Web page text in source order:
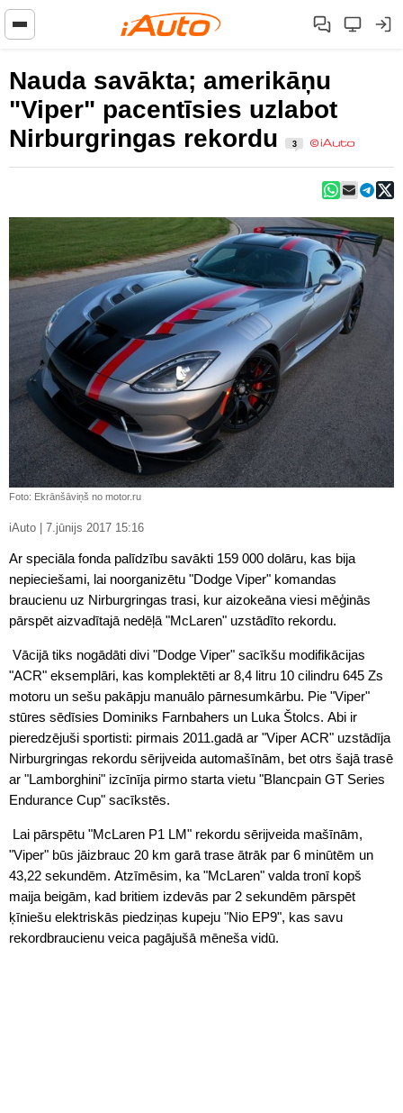
Nauda savākta; amerikāņu
"Viper" pacentīsies uzlabot
Nirburgringas rekordu
3
Foto: Ekrānšāviņš no motor.ru
iAuto | 7.jūnijs 2017 15:16
Ar speciāla fonda palīdzību savākti 159 000 dolāru, kas bija
nepieciešami, lai noorganizētu "Dodge Viper" komandas
braucienu uz Nirburgringas trasi, kur aizokeāna viesi mēģinās
pārspēt aizvadītajā nedēļā "McLaren" uzstādīto rekordu.
Vācijā tiks nogādāti divi "Dodge Viper" sacīkšu modifikācijas
"ACR" eksemplāri, kas komplektēti ar 8,4 litru 10 cilindru 645 Zs
motoru un sešu pakāpju manuālo pārnesumkārbu. Pie "Viper"
stūres sēdīsies Dominiks Farnbahers un Luka Štolcs. Abi ir
pieredzējuši sportisti: pirmais 2011.gadā ar "Viper ACR" uzstādīja
Nirburgringas rekordu sērijveida automašīnām, bet otrs šajā trasē
ar "Lamborghini" izcīnīja pirmo starta vietu "Blancpain GT Series
Endurance Cup" sacīkstēs.
Lai pārspētu "McLaren P1 LM" rekordu sērijveida mašīnām,
"Viper" būs jāizbrauc 20 km garā trase ātrāk par 6 minūtēm un
43,22 sekundēm. Atzīmēsim, ka "McLaren" valda tronī kopš
maija beigām, kad britiem izdevās par 2 sekundēm pārspēt
ķīniešu elektriskās piedziņas kupeju "Nio EP9", kas savu
rekordbraucienu veica pagājušā mēneša vidū.